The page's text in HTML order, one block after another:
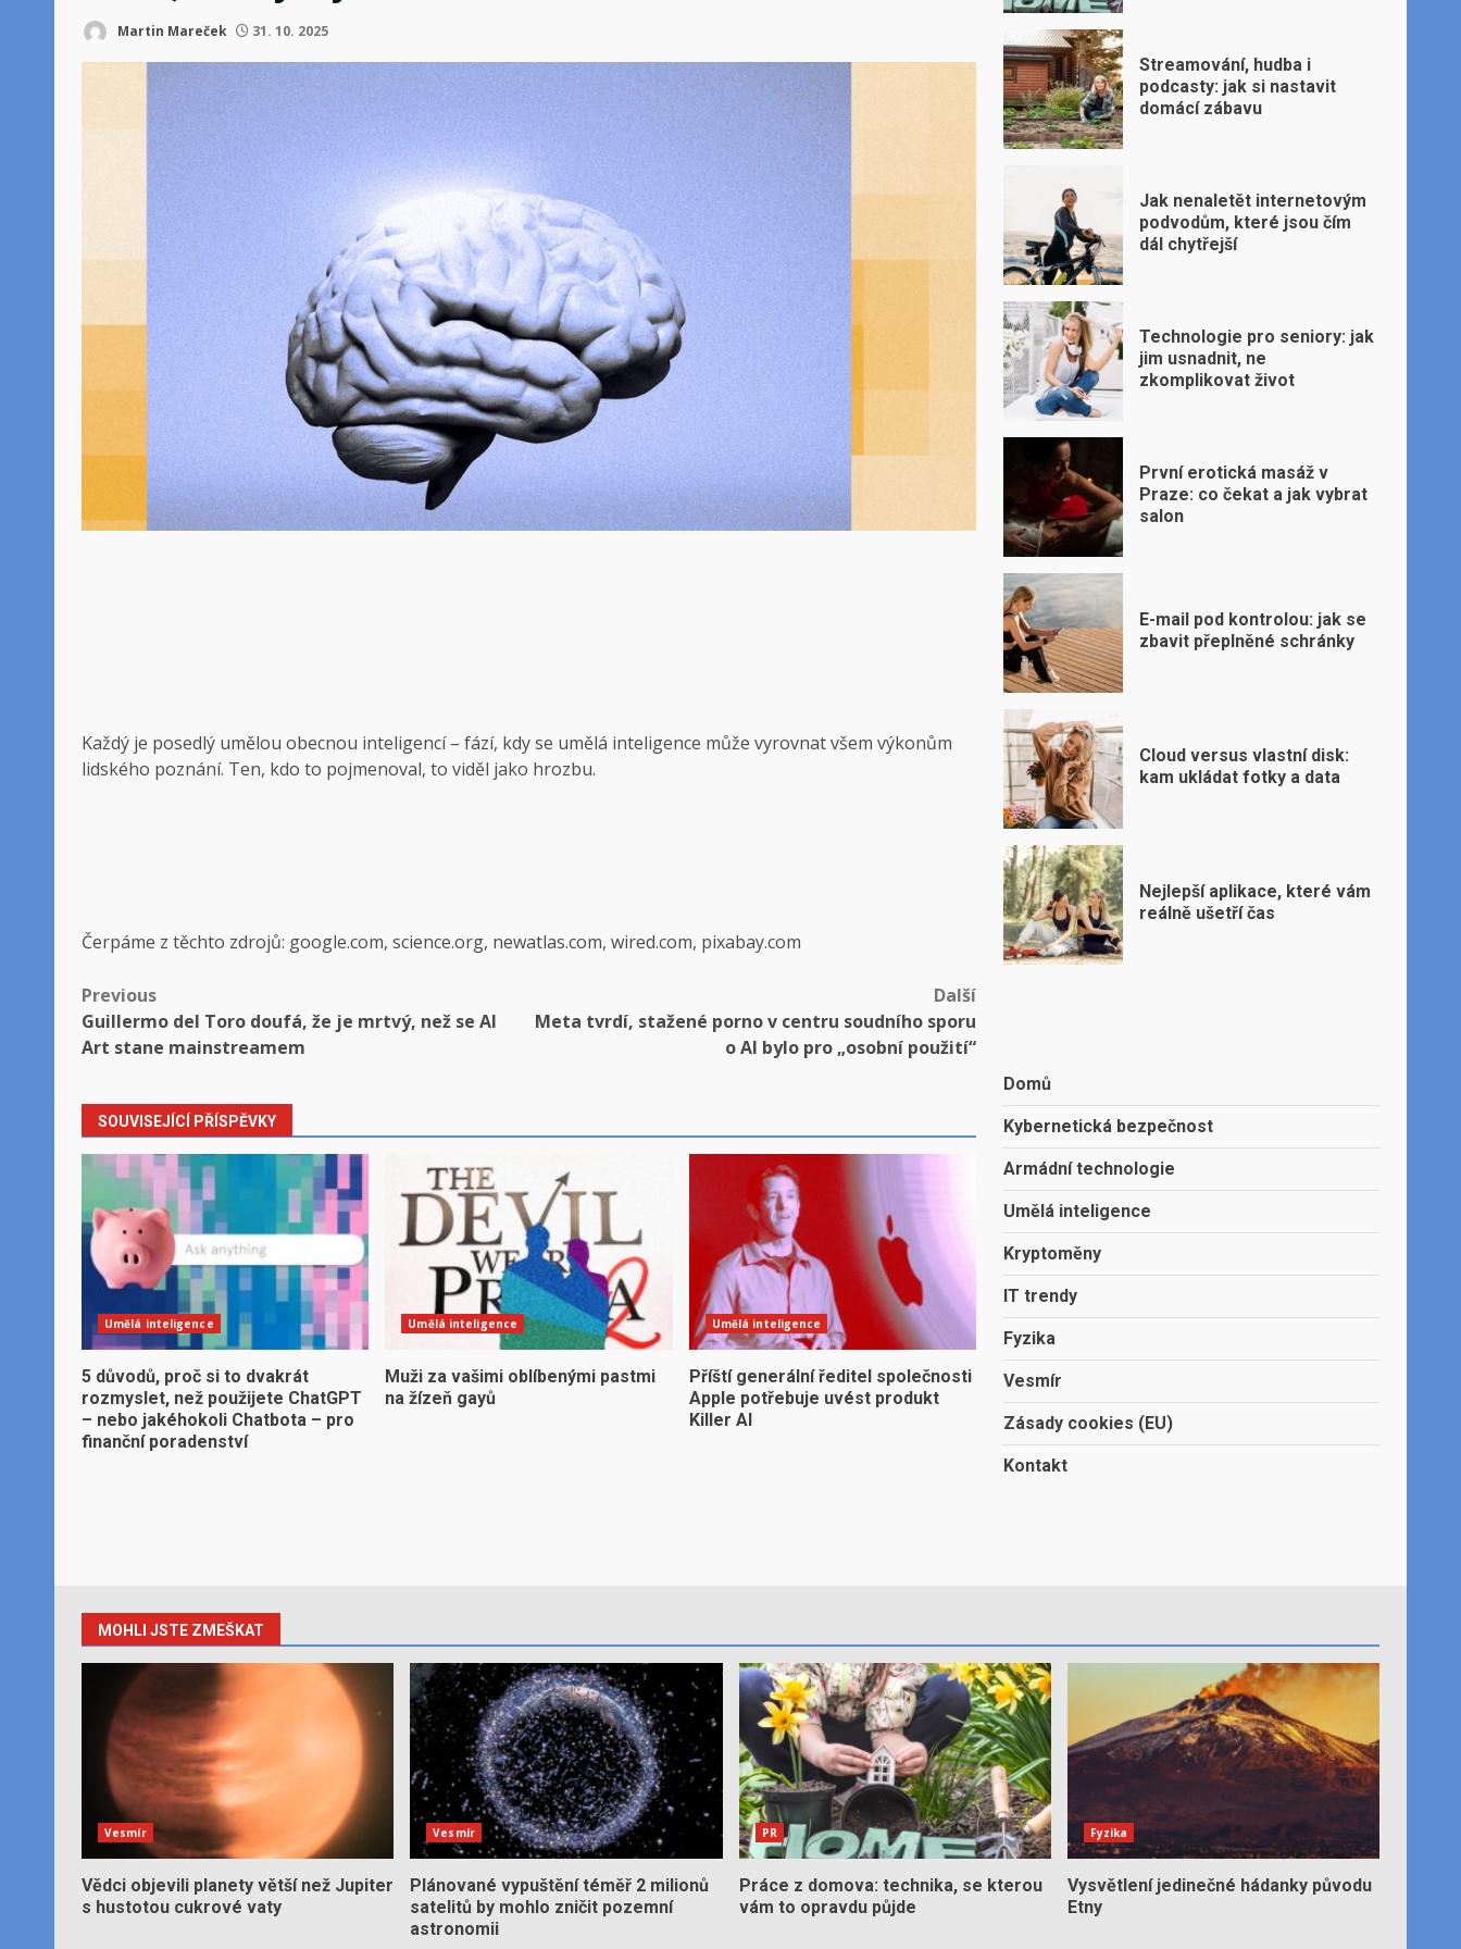
Martin Mareček 31. 10. 2025
Každý je posedlý umělou obecnou inteligencí – fází, kdy se umělá inteligence může vyrovnat všem výkonům
lidského poznání. Ten, kdo to pojmenoval, to viděl jako hrozbu.
Čerpáme z těchto zdrojů: google.com, science.org, newatlas.com, wired.com, pixabay.com
Post
navigation
Previous
Guillermo del Toro doufá, že je mrtvý, než se AI
Art stane mainstreamem
Další
Meta tvrdí, stažené porno v centru soudního sporu
o AI bylo pro „osobní použití“
SOUVISEJÍCÍ PŘÍSPĚVKY
Umělá inteligence
5 důvodů, proč si to dvakrát
rozmyslet, než použijete ChatGPT
– nebo jakéhokoli Chatbota – pro
finanční poradenství
Umělá inteligence
Muži za vašimi oblíbenými pastmi
na žízeň gayů
Umělá inteligence
Příští generální ředitel společnosti
Apple potřebuje uvést produkt
Killer AI
Streamování, hudba i
podcasty: jak si nastavit
domácí zábavu
Jak nenaletět internetovým
podvodům, které jsou čím
dál chytřejší
Technologie pro seniory: jak
jim usnadnit, ne
zkomplikovat život
První erotická masáž v
Praze: co čekat a jak vybrat
salon
E-mail pod kontrolou: jak se
zbavit přeplněné schránky
Cloud versus vlastní disk:
kam ukládat fotky a data
Nejlepší aplikace, které vám
reálně ušetří čas
Domů
Kybernetická bezpečnost
Armádní technologie
Umělá inteligence
Kryptoměny
IT trendy
Fyzika
Vesmír
Zásady cookies (EU)
Kontakt
MOHLI JSTE ZMEŠKAT
Vesmír
Vědci objevili planety větší než Jupiter
s hustotou cukrové vaty
Vesmír
Plánované vypuštění téměř 2 milionů
satelitů by mohlo zničit pozemní
astronomii
PR
Práce z domova: technika, se kterou
vám to opravdu půjde
Fyzika
Vysvětlení jedinečné hádanky původu
Etny